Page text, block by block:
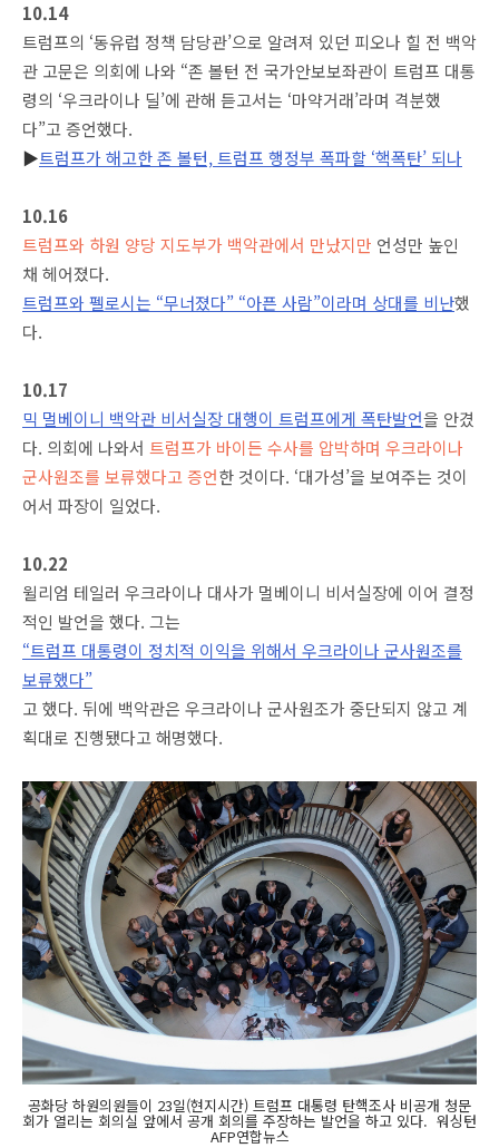
10.14
트럼프의 ‘동유럽 정책 담당관’으로 알려져 있던 피오나 힐 전 백악
관 고문은 의회에 나와 “존 볼턴 전 국가안보보좌관이 트럼프 대통
령의 ‘우크라이나 딜’에 관해 듣고서는 ‘마약거래’라며 격분했
다”고 증언했다.
▶트럼프가 해고한 존 볼턴, 트럼프 행정부 폭파할 ‘핵폭탄’ 되나
10.16
트럼프와 하원 양당 지도부가 백악관에서 만났지만 언성만 높인
채 헤어졌다.
트럼프와 펠로시는 “무너졌다” “아픈 사람”이라며 상대를 비난했
다.
10.17
믹 멀베이니 백악관 비서실장 대행이 트럼프에게 폭탄발언을 안겼
다. 의회에 나와서 트럼프가 바이든 수사를 압박하며 우크라이나
군사원조를 보류했다고 증언한 것이다. ‘대가성’을 보여주는 것이
어서 파장이 일었다.
10.22
윌리엄 테일러 우크라이나 대사가 멀베이니 비서실장에 이어 결정
적인 발언을 했다. 그는
“트럼프 대통령이 정치적 이익을 위해서 우크라이나 군사원조를
보류했다”
고 했다. 뒤에 백악관은 우크라이나 군사원조가 중단되지 않고 계
획대로 진행됐다고 해명했다.
공화당 하원의원들이 23일(현지시간) 트럼프 대통령 탄핵조사 비공개 청문
회가 열리는 회의실 앞에서 공개 회의를 주장하는 발언을 하고 있다. 워싱턴
AFP연합뉴스